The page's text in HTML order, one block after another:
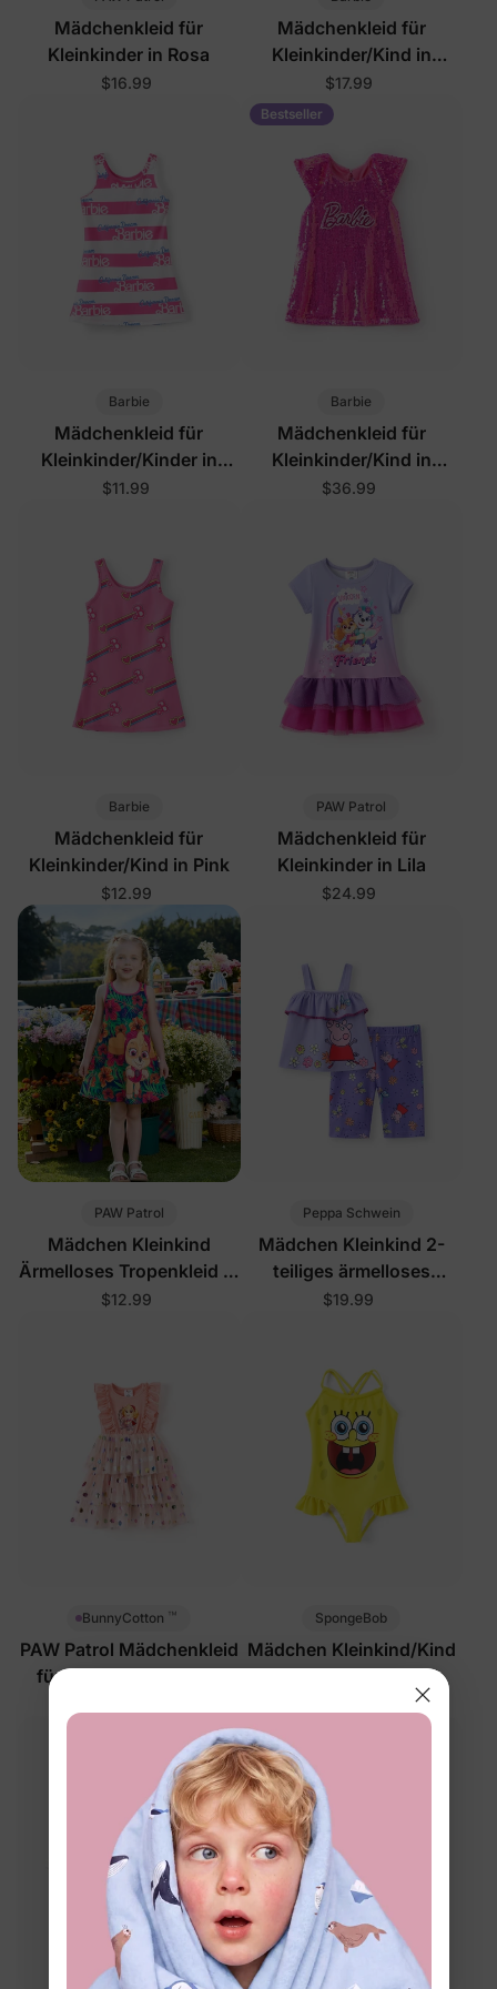
Mädchenkleid für
Kleinkinder in Rosa
$16.99
Mädchenkleid für
Kleinkinder/Kind in
Rosarot
$17.99
Barbie
Mädchenkleid für
Kleinkinder/Kinder in
Rosa und Weiß
$11.99
Bestseller
Barbie
Mädchenkleid für
Kleinkinder/Kind in
Rosarot
$36.99
Barbie
Mädchenkleid für
Kleinkinder/Kind in Pink
$12.99
PAW Patrol
Mädchenkleid für
Kleinkinder in Lila
$24.99
PAW Patrol
Mädchen Kleinkind
Ärmelloses Tropenkleid in
Knallpink
$12.99
Peppa Schwein
Mädchen Kleinkind 2-
teiliges ärmelloses
Schmetterlingsset Lila
$19.99
BunnyCotton ™
PAW Patrol Mädchenkleid
für Kleinkinder in Pink
SpongeBob
Mädchen Kleinkind/Kind
UPF Badeanzüge Gelb